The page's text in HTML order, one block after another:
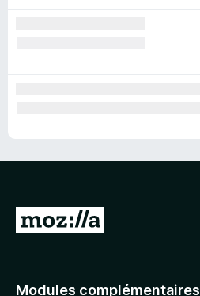
A
e
Modules complémentaires